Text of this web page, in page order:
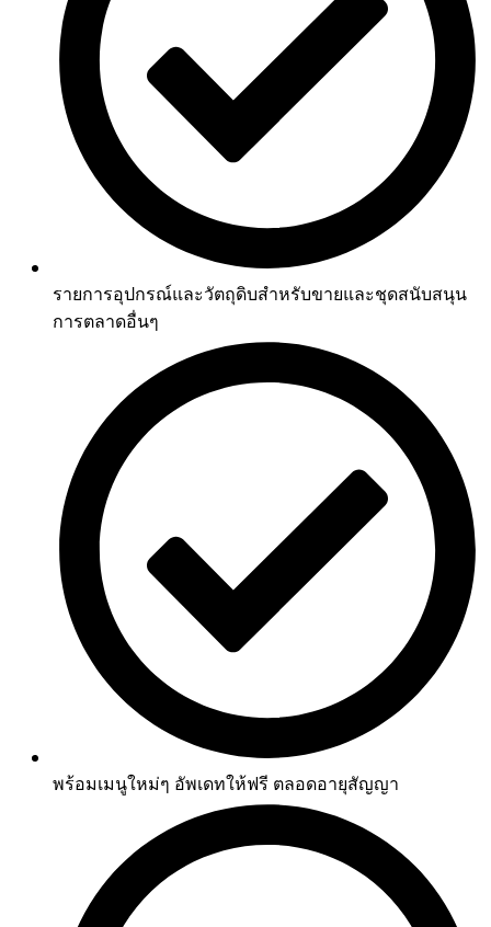
รายการอุปกรณ์และวัตถุดิบสำหรับขายและชุดสนับสนุน
การตลาดอื่นๆ
พร้อมเมนูใหม่ๆ อัพเดทให้ฟรี ตลอดอายุสัญญา